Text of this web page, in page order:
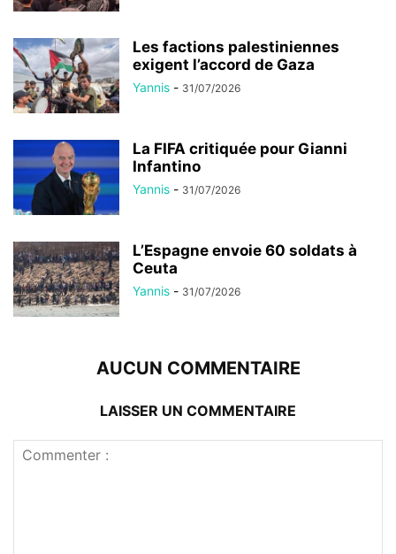
Les factions palestiniennes
exigent l’accord de Gaza
Yannis - 31/07/2026
La FIFA critiquée pour Gianni
Infantino
Yannis - 31/07/2026
L’Espagne envoie 60 soldats à
Ceuta
Yannis - 31/07/2026
AUCUN COMMENTAIRE
LAISSER UN COMMENTAIRE